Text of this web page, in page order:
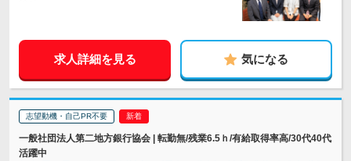
求人詳細を見る 気になる
志望動機・自己PR不要
一般社団法人第二地方銀行協会 | 転勤無/残業6.5ｈ/有給取得率高/30代40代
活躍中